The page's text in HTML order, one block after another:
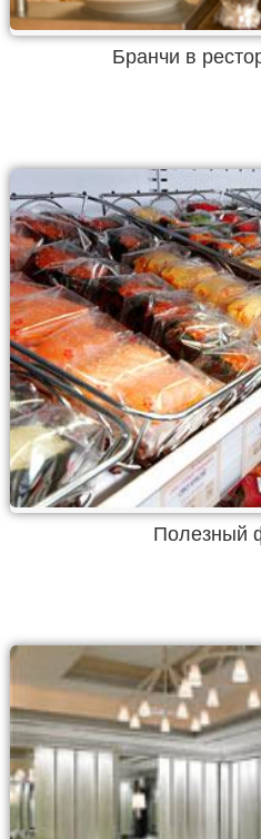
Бранчи в
Полезный